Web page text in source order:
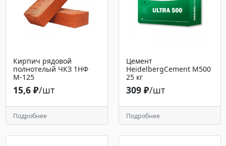
Кирпич рядовой
полнотелый ЧКЗ 1НФ
М-125
15,6 ₽/шт
Подробнее
Цемент
HeidelbergCement М500
25 кг
309 ₽/шт
Подробнее